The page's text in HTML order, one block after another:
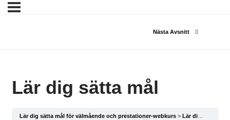
Nästa Avsnitt
Lär dig sätta mål
Lär dig sätta mål för välmående och prestationer-webkurs Lär dig sätta mål